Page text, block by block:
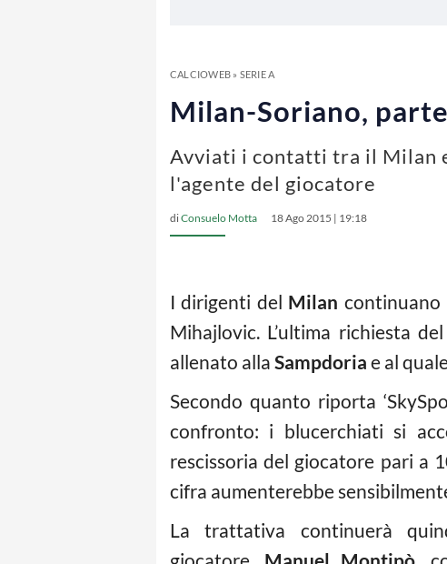
CALCIOWEB» SERIE A
Milan-Soriano,
Avviati i contatti tra il Milan
l'agente del giocatore
diConsuelo Motta 18 Ago 2015 | 19:18
I dirigenti del Milan continuano
Mihajlovic. L’ultima richiesta
allenato alla Sampdoria e al
Secondo quanto riporta
confronto: i blucerchiati si
rescissoria del giocatore pari a
cifra aumenterebbe
La trattativa continuerà